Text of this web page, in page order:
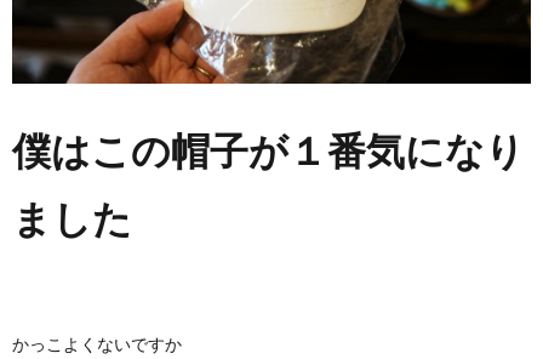
僕はこの帽子が１番気になり
ました
かっこよくないですか